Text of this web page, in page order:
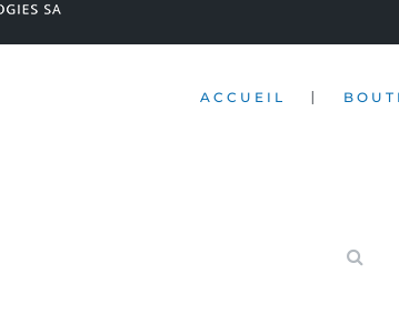
ACCUEIL |